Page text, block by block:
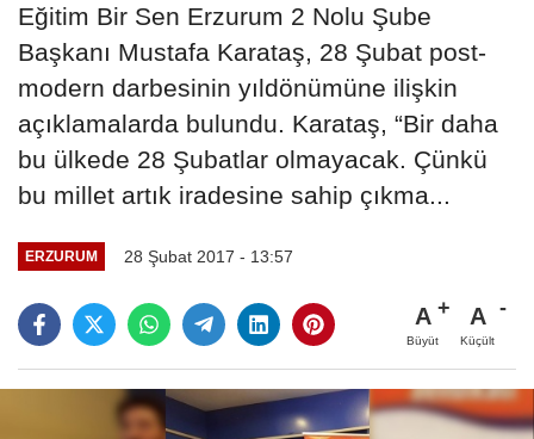
Eğitim Bir Sen Erzurum 2 Nolu Şube
Başkanı Mustafa Karataş, 28 Şubat post-
modern darbesinin yıldönümüne ilişkin
açıklamalarda bulundu. Karataş, “Bir daha
bu ülkede 28 Şubatlar olmayacak. Çünkü
bu millet artık iradesine sahip çıkma...
ERZURUM 28 Şubat 2017 - 13:57
A
Büyüt
A
Küçült